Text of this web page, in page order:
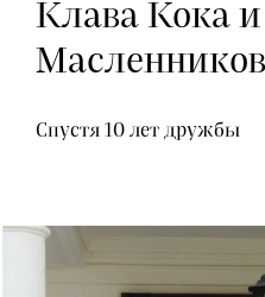
Клава Кока
Спустя 10 лет дружбы